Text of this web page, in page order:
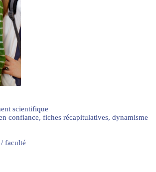
scientifique
confiance, fiches récapitulatives, dynamisme
faculté